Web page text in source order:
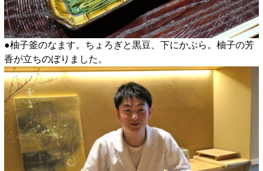
●柚子釜のなます。ちょろぎと黒豆、下にかぶら。柚子の芳
香が立ちのぼりました。